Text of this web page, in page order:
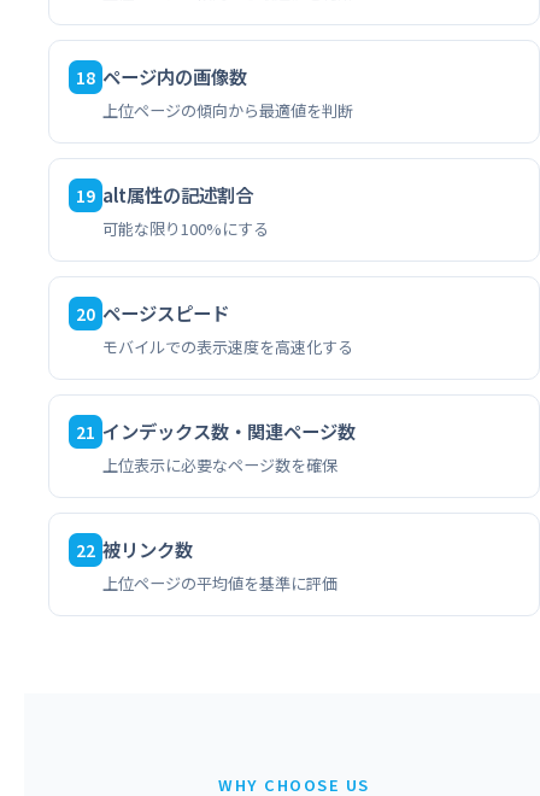
18 ページ内の画像数
上位ページの傾向から最適値を判断
19 alt属性の記述割合
可能な限り100%にする
20 ページスピード
モバイルでの表示速度を高速化する
21 インデックス数・関連ページ数
上位表示に必要なページ数を確保
22 被リンク数
上位ページの平均値を基準に評価
WHY CHOOSE US